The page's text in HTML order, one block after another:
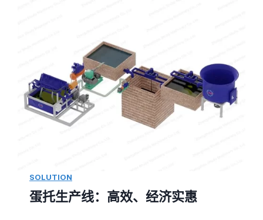
SOLUTION
蛋托生产线：高效、经济实惠